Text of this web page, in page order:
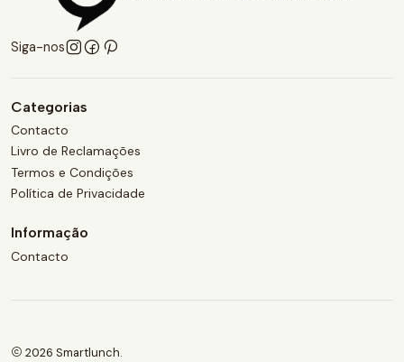
Siga-nos
Categorias
Contacto
Livro de Reclamações
Termos e Condições
Política de Privacidade
Informação
Contacto
2026 Smartlunch.